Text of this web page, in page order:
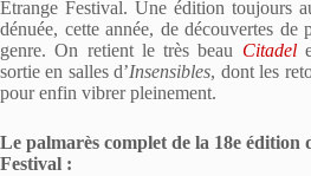
Etrange Festival. Une édition toujours
dénuée, cette année, de découvertes de
genre. On retient le très beau Citadel
sortie en salles d’Insensibles, dont les
pour enfin vibrer pleinement.
Le palmarès complet de la 18e édition
Festival :